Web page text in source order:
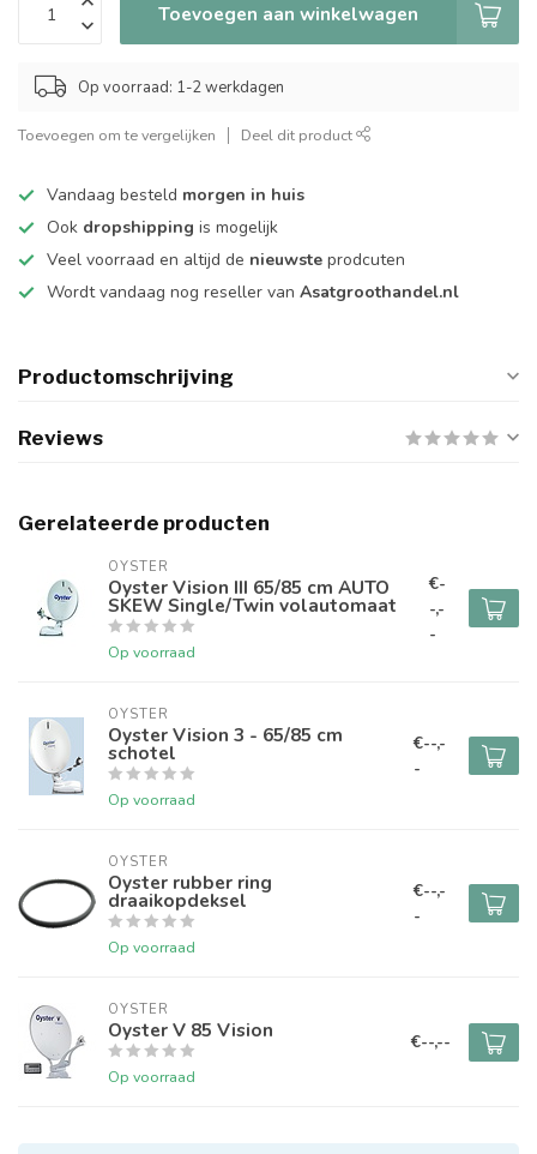
Toevoegen aan winkelwagen
Op voorraad: 1-2 werkdagen
Toevoegen om te vergelijken Deel dit product
Vandaag besteld morgen in huis
Ook dropshipping is mogelijk
Veel voorraad en altijd de nieuwste prodcuten
Wordt vandaag nog reseller van Asatgroothandel.nl
Productomschrijving
Reviews
Gerelateerde producten
OYSTER
Oyster Vision III 65/85 cm AUTO
SKEW Single/Twin volautomaat
Op voorraad
€-
-,-
-
OYSTER
Oyster Vision 3 - 65/85 cm
schotel
Op voorraad
€--,-
-
OYSTER
Oyster rubber ring
draaikopdeksel
Op voorraad
€--,-
-
OYSTER
Oyster V 85 Vision
Op voorraad
€--,--